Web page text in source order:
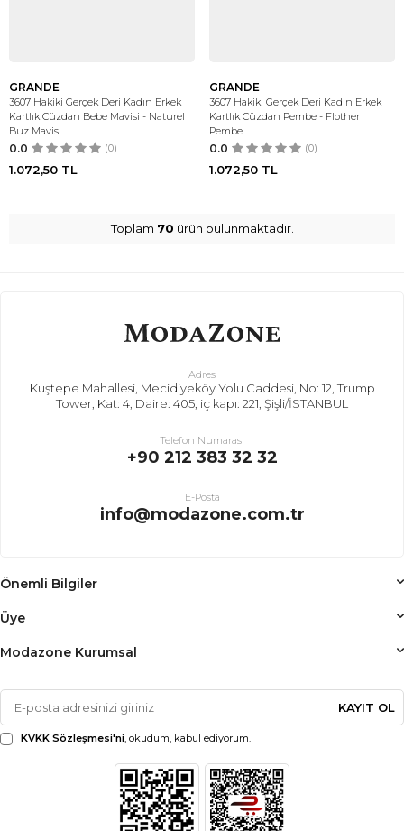
GRANDE
3607 Hakiki Gerçek Deri Kadın Erkek
Kartlık Cüzdan Bebe Mavisi - Naturel
Buz Mavisi
0.0 (0)
1.072,50 TL
GRANDE
3607 Hakiki Gerçek Deri Kadın Erkek
Kartlık Cüzdan Pembe - Flother
Pembe
0.0 (0)
1.072,50 TL
Toplam 70 ürün bulunmaktadır.
Adres
Kuştepe Mahallesi, Mecidiyeköy Yolu Caddesi, No: 12, Trump
Tower, Kat: 4, Daire: 405, iç kapı: 221, Şişli/İSTANBUL
Telefon Numarası
+90 212 383 32 32
E-Posta
info@modazone.com.tr
Önemli Bilgiler
Üye
Modazone Kurumsal
KAYIT OL
KVKK Sözleşmesi'ni, okudum, kabul ediyorum.